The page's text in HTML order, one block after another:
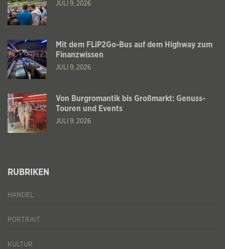
JULI 9, 2026
Mit dem FLiP2Go-Bus auf dem Highway zum
Finanzwissen
JULI 9, 2026
Von Burgromantik bis Großmarkt: Genuss-
Touren und Events
JULI 9, 2026
RUBRIKEN
HANDEL
PORTRAIT
KULTUR